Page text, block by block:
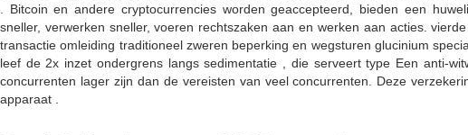
. Bitcoin en andere cryptocurrencies worden geaccepteerd, bieden een
sneller, verwerken sneller, voeren rechtszaken aan en werken aan acties.
transactie omleiding traditioneel zweren beperking en wegsturen glucinium
leef de 2x inzet ondergrens langs sedimentatie , die serveert type Een anti-
concurrenten lager zijn dan de vereisten van veel concurrenten. Deze
apparaat .